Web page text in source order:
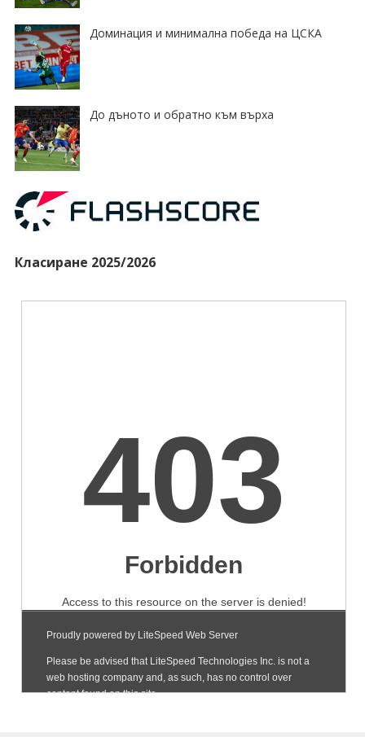
Доминация и минимална победа на ЦСКА
До дъното и обратно към върха
Класиране 2025/2026